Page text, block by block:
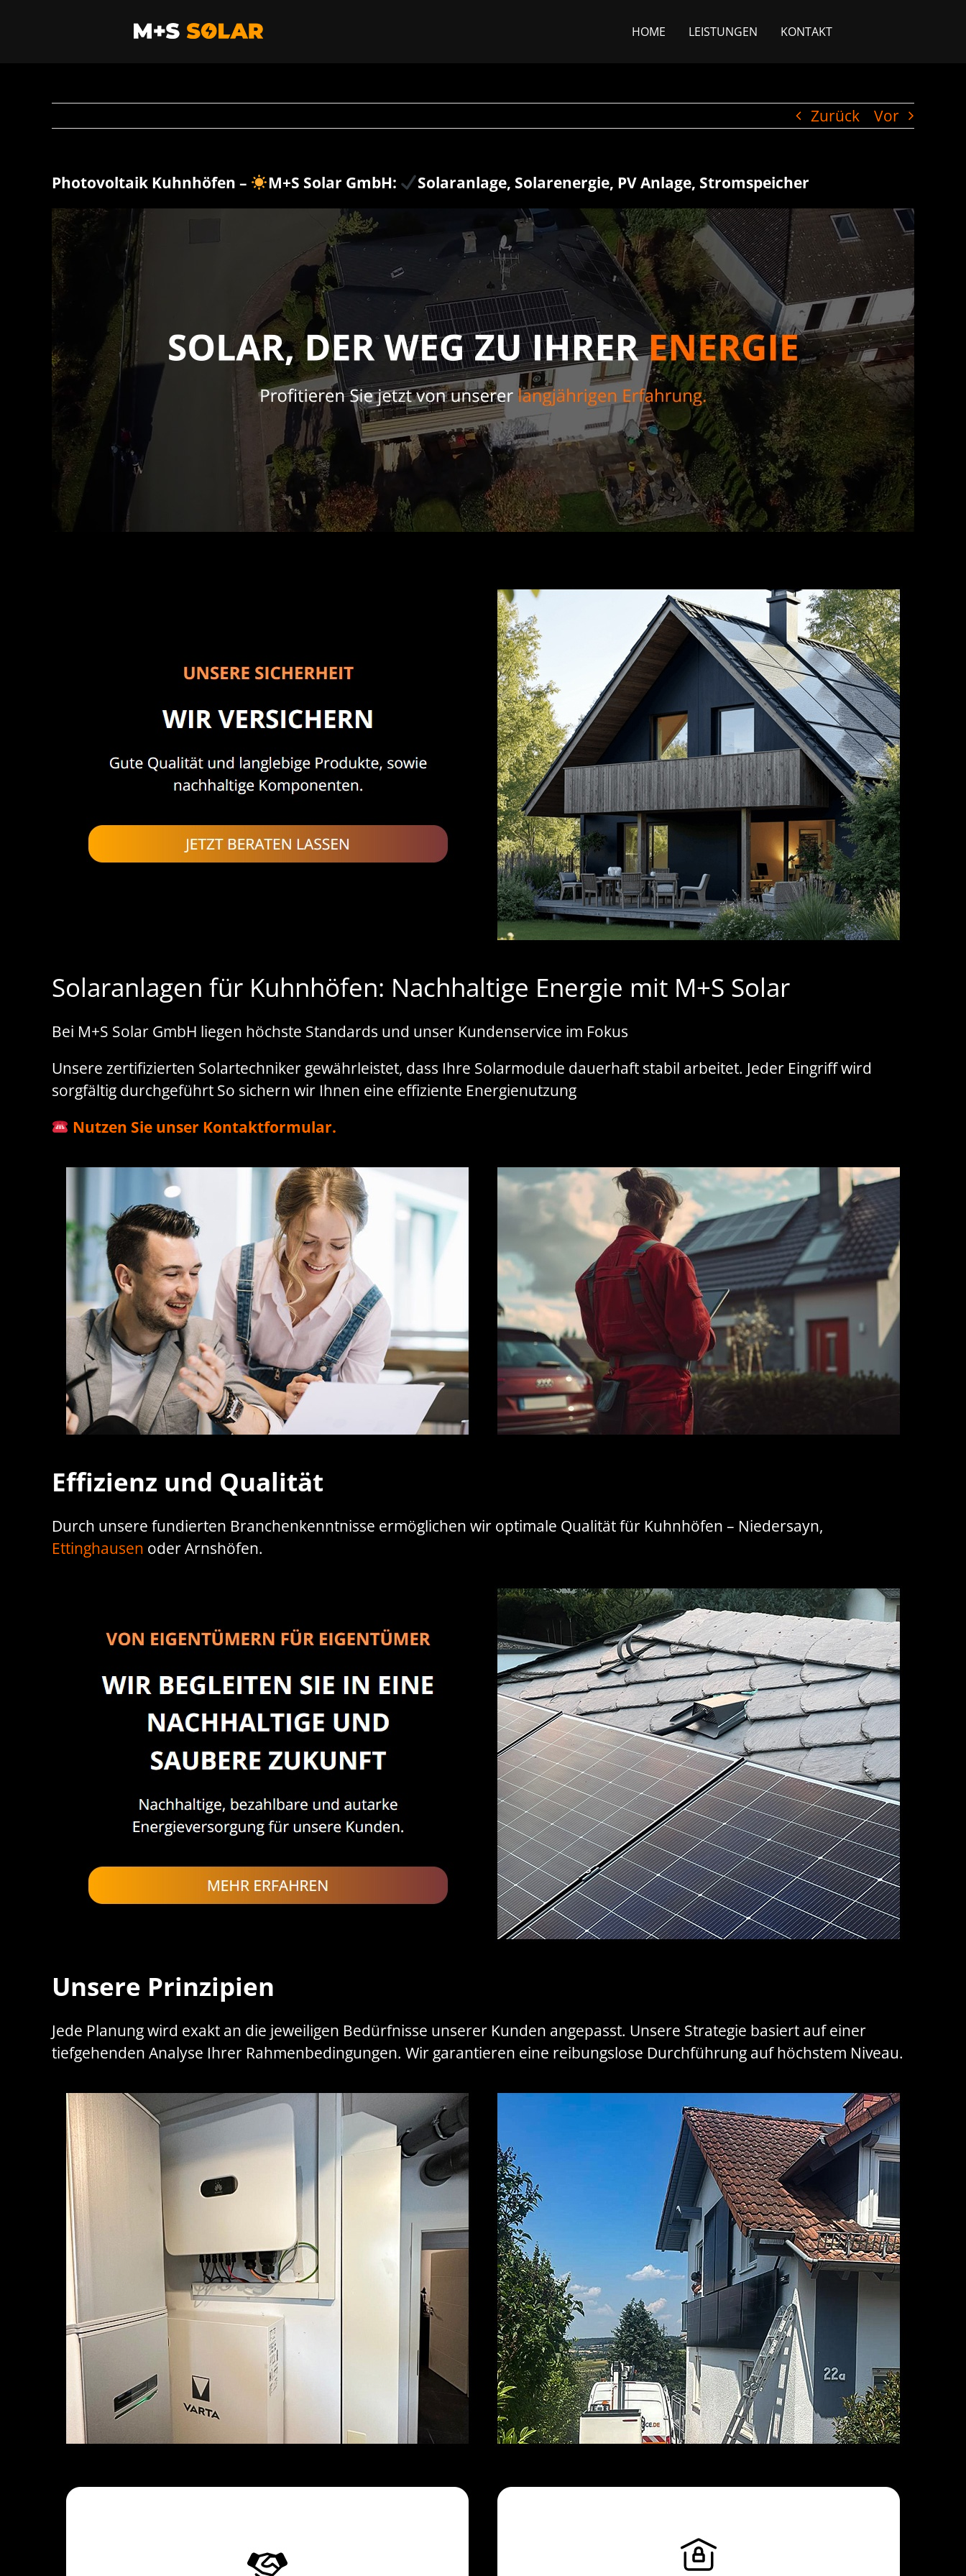
HOME LEISTUNGEN KONTAKT
Zurück Vor
Photovoltaik Kuhnhöfen – M+S Solar GmbH: Solaranlage, Solarenergie, PV Anlage, Stromspeicher
Solaranlagen für Kuhnhöfen: Nachhaltige Energie mit M+S Solar
Bei M+S Solar GmbH liegen höchste Standards und unser Kundenservice im Fokus
Unsere zertifizierten Solartechniker gewährleistet, dass Ihre Solarmodule dauerhaft stabil arbeitet. Jeder Eingriff wird
sorgfältig durchgeführt So sichern wir Ihnen eine effiziente Energienutzung
Nutzen Sie unser Kontaktformular.
Effizienz und Qualität
Durch unsere fundierten Branchenkenntnisse ermöglichen wir optimale Qualität für Kuhnhöfen – Niedersayn,
Ettinghausen oder Arnshöfen.
Unsere Prinzipien
Jede Planung wird exakt an die jeweiligen Bedürfnisse unserer Kunden angepasst. Unsere Strategie basiert auf einer
tiefgehenden Analyse Ihrer Rahmenbedingungen. Wir garantieren eine reibungslose Durchführung auf höchstem Niveau.